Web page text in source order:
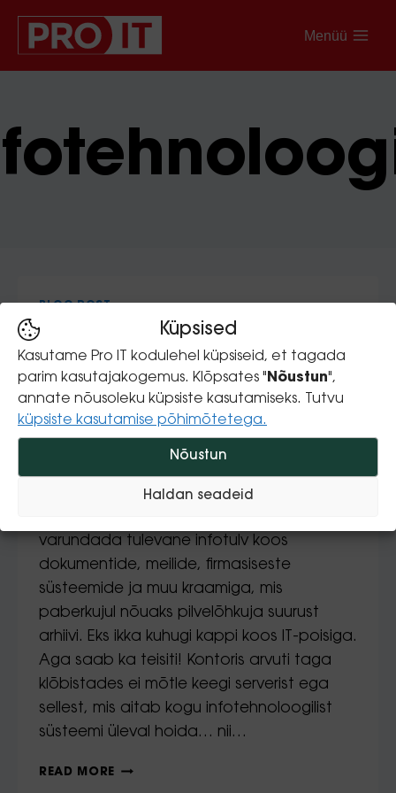
Küpsised
Kasutame Pro IT kodulehel küpsiseid, et tagada
parim kasutajakogemus. Klõpsates " Nõustun",
annate nõusoleku küpsiste kasutamiseks. Tutvu
küpsiste kasutamise põhimõtetega.
Nõustun
Haldan seadeid
Menüü
BLOG-POST
Serverivalik – kapike
nurgas või pilveke
taevas?
Pea iga ettevõte on seisnud serveri
varundada tulevane infotulv koos
dokumentide, meilide, firmasiseste
süsteemide ja muu kraamiga, mis
paberkujul nõuaks pilvelõhkuja suurust
arhiivi. Eks ikka kuhugi kappi koos IT-poisiga.
Aga saab ka teisiti! Kontoris arvuti taga
klõbistades ei mõtle keegi serverist ega
sellest, mis aitab kogu infotehnoloogilist
süsteemi üleval hoida… nii…
READ MORE